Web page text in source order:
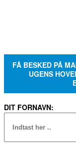
FÅ BESKED PÅ
UGENS
DIT FORNAVN: